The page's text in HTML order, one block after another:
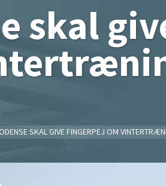
skal
SKAL GIVE FINGERPEJ OM